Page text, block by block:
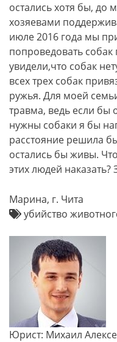
остались хотя бы, до
хозяевами
июле 2016 года мы
попроведовать
увидели,что собак
всех трех собак
ружья. Для моей
травма, ведь если бы
нужны собаки я бы
расстояние решила
остались бы живы.
этих людей наказать?
Марина, г. Чита
убийство
Юрист: Михаил